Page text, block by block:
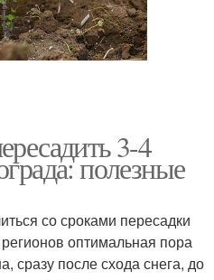
3-4
полезные
со сроками пересадки
оптимальная пора
сразу после схода снега, до